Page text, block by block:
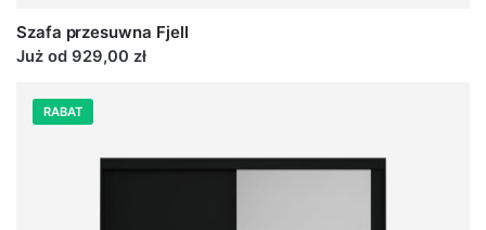
Szafa przesuwna Fjell
Już od 929,00 zł
RABAT